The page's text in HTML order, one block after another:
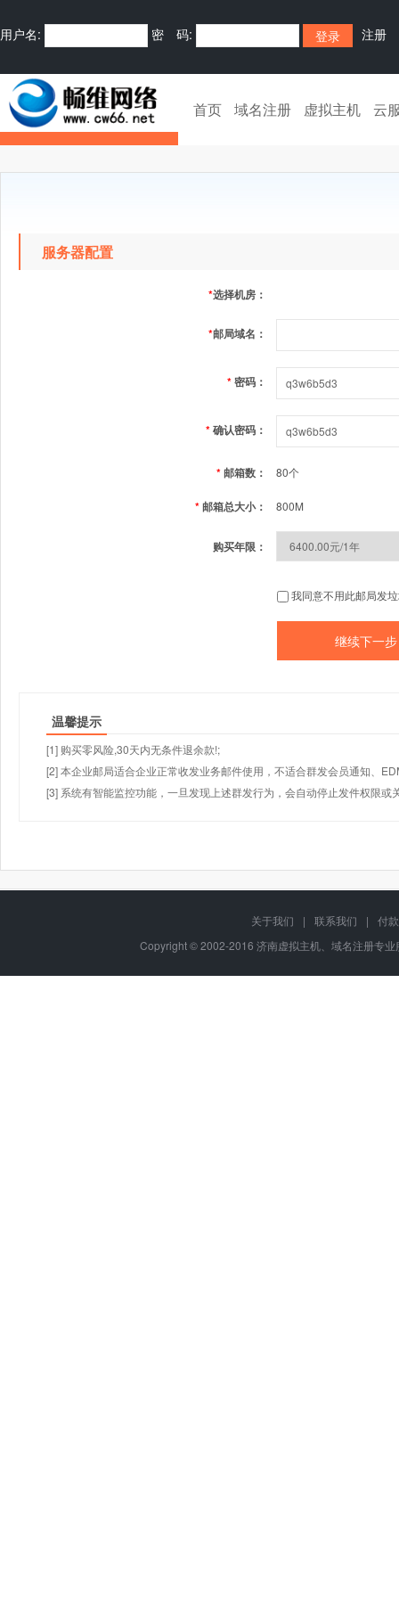
用户名: 密 码: 注册
首页 域名注册 虚拟主机 云
服务器配置
*选择机房：
*邮局域名：
*密码：
*确认密码：
*邮箱数： 80个
*邮箱总大小： 800M
购买年限：
我同意不用此邮局发
温馨提示
[1] 购买零风险,30天内无条件退余款!;
[2] 本企业邮局适合企业正常收发业务邮件使用，不适合群发会员通知、
[3] 系统有智能监控功能，一旦发现上述群发行为，会自动停止发件权限或
关于我们 | 联系我们 |
付
Copyright © 2002-2016 济南虚拟主机、域名注册专